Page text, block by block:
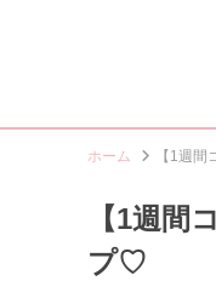
ホーム 【1週
【1週間
プ♡